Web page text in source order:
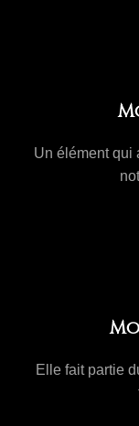
Un élément qui
Elle fait partie